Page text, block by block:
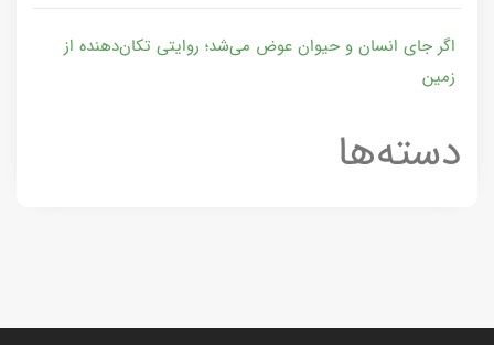
اگر جای انسان و حیوان عوض می‌شد؛ روایتی تکان‌دهنده از
زمین
دسته‌ها